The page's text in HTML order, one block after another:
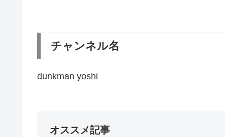
チャンネル名
dunkman yoshi
オススメ記事